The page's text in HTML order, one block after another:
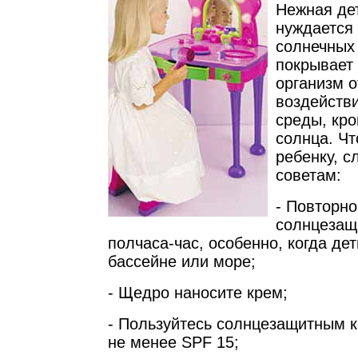
Нежная
организм
среды,
солнца.
ребенку,
советам:
-
полчаса-час, особенно, когда
бассейне или море;
- Щедро наносите крем;
- Пользуйтесь солнцезащитным
не менее SPF 15;